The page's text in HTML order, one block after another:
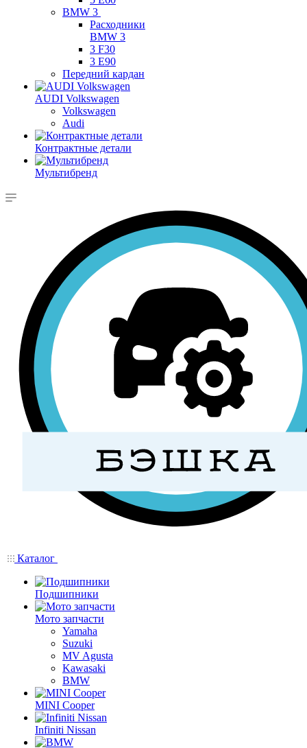
BMW 3
Расходники
BMW 3
3 F30
3 E90
Передний кардан
AUDI Volkswagen
Volkswagen
Audi
Контрактные детали
Мультибренд
Каталог
Подшипники
Мото запчасти
Yamaha
Suzuki
MV Agusta
Kawasaki
BMW
MINI Cooper
Infiniti Nissan